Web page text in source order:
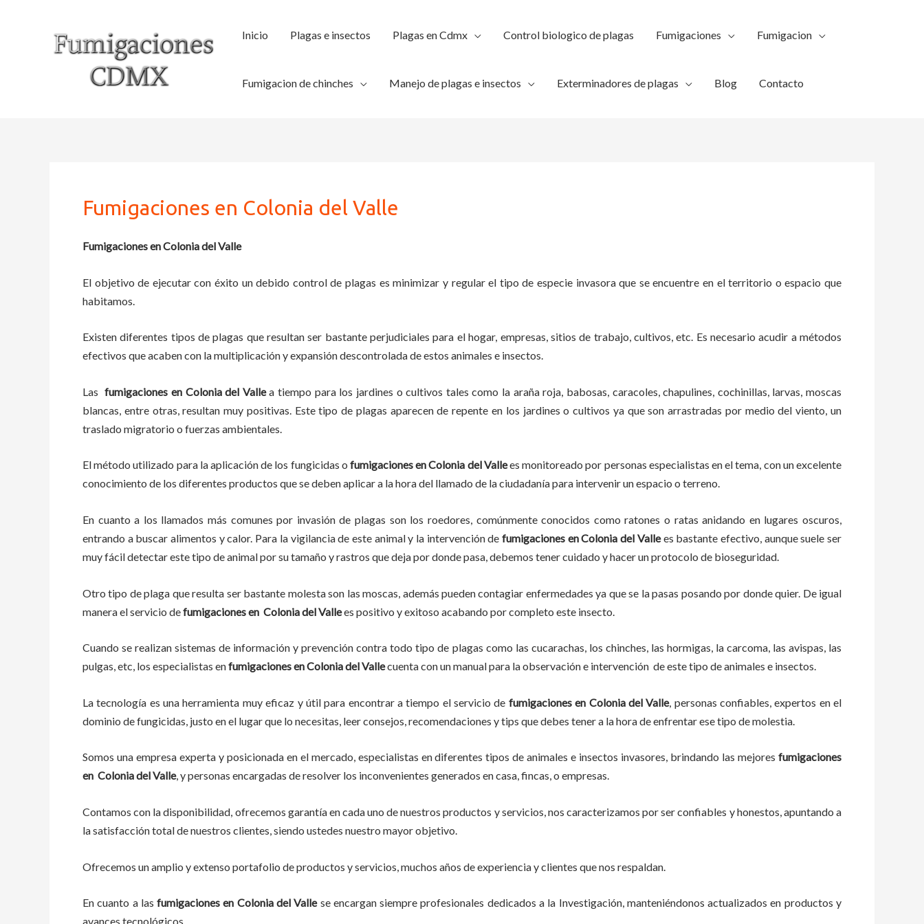
Inicio Plagas e insectos Plagas en Cdmx Control biologico de plagas Fumigaciones Fumigacion
Fumigacion de chinches Manejo de plagas e insectos Exterminadores de plagas Blog Contacto
Fumigaciones en Colonia del Valle
Fumigaciones en Colonia del Valle
El objetivo de ejecutar con éxito un debido control de plagas es minimizar y regular el tipo de especie invasora que se encuentre en el territorio o espacio que
habitamos.
Existen diferentes tipos de plagas que resultan ser bastante perjudiciales para el hogar, empresas, sitios de trabajo, cultivos, etc. Es necesario acudir a métodos
efectivos que acaben con la multiplicación y expansión descontrolada de estos animales e insectos.
Lasfumigaciones enColonia del Vallea tiempo para los jardines o cultivos tales como la araña roja, babosas, caracoles, chapulines, cochinillas, larvas, moscas
blancas, entre otras, resultan muy positivas. Este tipo de plagas aparecen de repente en los jardines o cultivos ya que son arrastradas por medio del viento, un
traslado migratorio o fuerzas ambientales.
El método utilizado para la aplicación de los fungicidas o fumigaciones enColonia del Vallees monitoreado por personas especialistas en el tema, con un excelente
conocimiento de los diferentes productos que se deben aplicar a la hora del llamado de la ciudadanía para intervenir un espacio o terreno.
En cuanto a los llamados más comunes por invasión de plagas son los roedores, comúnmente conocidos como ratones o ratas anidando en lugares oscuros,
entrando a buscar alimentos y calor. Para la vigilancia de este animal y la intervención defumigaciones enColonia del Vallees bastante efectivo, aunque suele ser
muy fácil detectar este tipo de animal por su tamaño y rastros que deja por donde pasa, debemos tener cuidado y hacer un protocolo de bioseguridad.
Otro tipo de plaga que resulta ser bastante molesta son las moscas, además pueden contagiar enfermedades ya que se la pasas posando por donde quier. De igual
manera el servicio defumigaciones en Colonia del Vallees positivo y exitoso acabando por completo este insecto.
Cuando se realizan sistemas de información y prevención contra todo tipo de plagas como las cucarachas, los chinches, las hormigas, la carcoma, las avispas, las
pulgas, etc, los especialistas enfumigaciones enColonia del Vallecuenta con un manual para la observación e intervención de este tipo de animales e insectos.
La tecnología es una herramienta muy eficaz y útil para encontrar a tiempo el servicio de fumigaciones en Colonia del Valle, personas confiables, expertos en el
dominio de fungicidas, justo en el lugar que lo necesitas, leer consejos, recomendaciones y tips que debes tener a la hora de enfrentar ese tipo de molestia.
Somos una empresa experta y posicionada en el mercado, especialistas en diferentes tipos de animales e insectos invasores, brindando las mejores fumigaciones
en Colonia del Valle, y personas encargadas de resolver los inconvenientes generados en casa, fincas, o empresas.
Contamos con la disponibilidad, ofrecemos garantía en cada uno de nuestros productos y servicios, nos caracterizamos por ser confiables y honestos, apuntando a
la satisfacción total de nuestros clientes, siendo ustedes nuestro mayor objetivo.
Ofrecemos un amplio y extenso portafolio de productos y servicios, muchos años de experiencia y clientes que nos respaldan.
En cuanto a lasfumigaciones en Colonia del Valle se encargan siempre profesionales dedicados a la Investigación, manteniéndonos actualizados en productos y
avances tecnológicos.